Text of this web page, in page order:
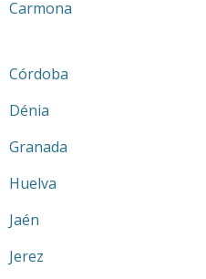
Carmona
Córdoba
Dénia
Granada
Huelva
Jaén
Jerez